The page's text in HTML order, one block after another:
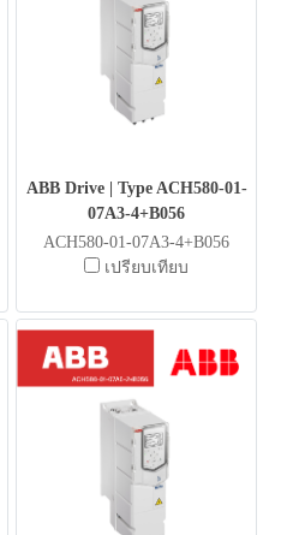
ABB Drive | Type ACH580-01-
07A3-4+B056
ACH580-01-07A3-4+B056
เปรียบเทียบ